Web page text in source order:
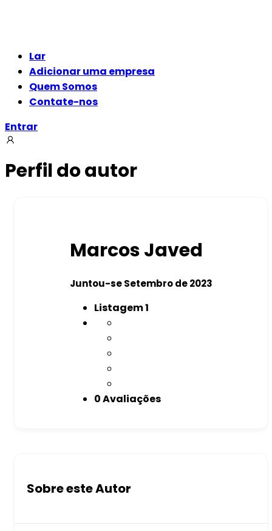
Lar
Adicionar uma empresa
Quem Somos
Contate-nos
Entrar
Perfil do autor
Marcos Javed
Juntou-se Setembro de 2023
Listagem1
0 Avaliações
Sobre este Autor